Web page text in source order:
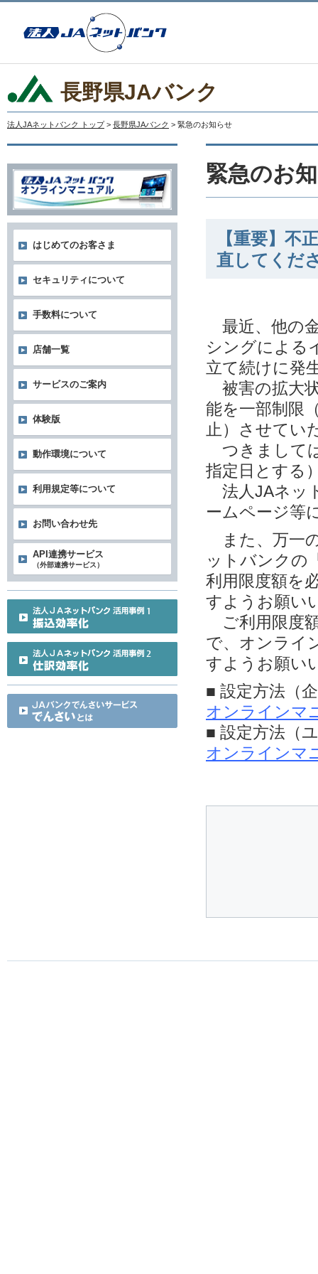
長野県JAバンク
法人JAネットバンク トップ > 長野県JAバンク > 緊急のお知らせ
緊急のお
【重要】不
直してくだ
最近、他の
シングによる
立て続けに発
被害の拡大
能を一部制限
止）させてい
つきまして
指定日とする
法人JAネッ
ームページ等
また、万一
ットバンクの
利用限度額を
すようお願い
ご利用限度
で、オンライ
すようお願い
■ 設定方法（
オンラインマ
■ 設定方法（
オンラインマ
はじめてのお客さま
セキュリティについて
手数料について
店舗一覧
サービスのご案内
体験版
動作環境について
利用規定等について
お問い合わせ先
API連携サービス
（外部連携サービス）